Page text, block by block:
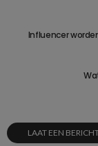
Influencer
LAAT EEN